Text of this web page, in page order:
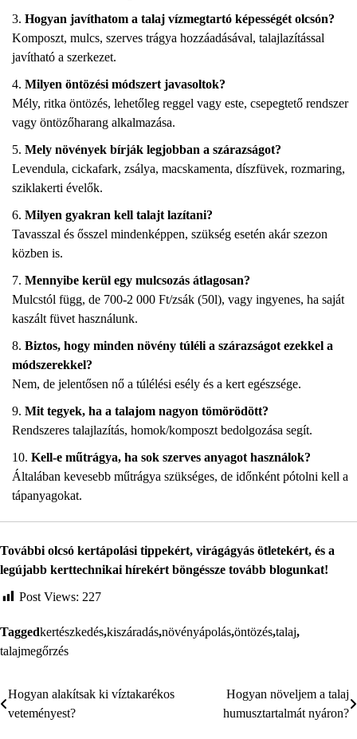
Hogyan javíthatom a talaj vízmegtartó képességét olcsón?
Komposzt, mulcs, szerves trágya hozzáadásával, talajlazítással
javítható a szerkezet.
Milyen öntözési módszert javasoltok?
Mély, ritka öntözés, lehetőleg reggel vagy este, csepegtető rendszer
vagy öntözőharang alkalmazása.
Mely növények bírják legjobban a szárazságot?
Levendula, cickafark, zsálya, macskamenta, díszfüvek, rozmaring,
sziklakerti évelők.
Milyen gyakran kell talajt lazítani?
Tavasszal és ősszel mindenképpen, szükség esetén akár szezon
közben is.
Mennyibe kerül egy mulcsozás átlagosan?
Mulcstól függ, de 700-2 000 Ft/zsák (50l), vagy ingyenes, ha saját
kaszált füvet használunk.
Biztos, hogy minden növény túléli a szárazságot ezekkel a
módszerekkel?
Nem, de jelentősen nő a túlélési esély és a kert egészsége.
Mit tegyek, ha a talajom nagyon tömörödött?
Rendszeres talajlazítás, homok/komposzt bedolgozása segít.
Kell-e műtrágya, ha sok szerves anyagot használok?
Általában kevesebb műtrágya szükséges, de időnként pótolni kell a
tápanyagokat.
További olcsó kertápolási tippekért, virágágyás ötletekért, és a
legújabb kerttechnikai hírekért böngéssze tovább blogunkat!
Post Views: 227
Taggedkertészkedés,kiszáradás,növényápolás,öntözés,talaj,
talajmegőrzés
Bejegyzés
navigáció
Hogyan alakítsak ki víztakarékos
veteményest?
Hogyan növeljem a talaj
humusztartalmát nyáron?